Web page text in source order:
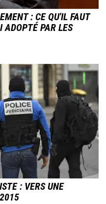
: CE QU'IL FAUT
ADOPTÉ PAR LES
: VERS UNE